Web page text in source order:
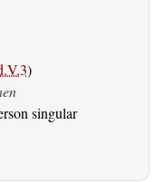
)
singular